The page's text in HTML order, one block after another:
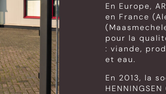
En Europe,
en France
pour la
: viande,
et eau.
En 2013, la